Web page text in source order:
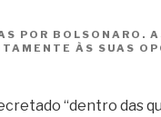
POR BOLSONARO.
ÀS SUAS
“dentro das